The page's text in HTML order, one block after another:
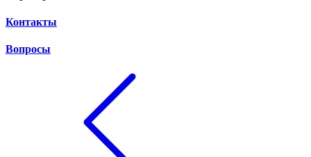
Контакты
Вопросы